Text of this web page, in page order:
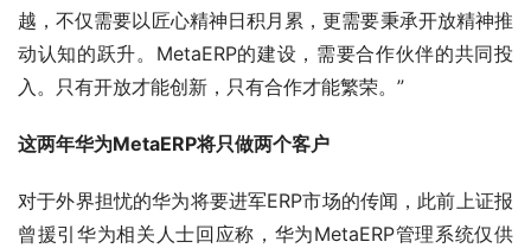
越，不仅需要以匠心精神日积月累，更需要秉承开放精神推
动认知的跃升。MetaERP的建设，需要合作伙伴的共同投
入。只有开放才能创新，只有合作才能繁荣。”
这两年华为MetaERP将只做两个客户
对于外界担忧的华为将要进军ERP市场的传闻，此前上证报
曾援引华为相关人士回应称，华为MetaERP管理系统仅供